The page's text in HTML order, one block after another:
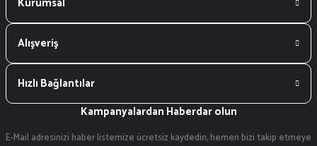
Alışveriş
Hızlı Bağlantılar
Kampanyalardan Haberdar olun
E-Mail adresinizi haber listemize ücretsiz kaydedin, hemen bizi takip etmeye